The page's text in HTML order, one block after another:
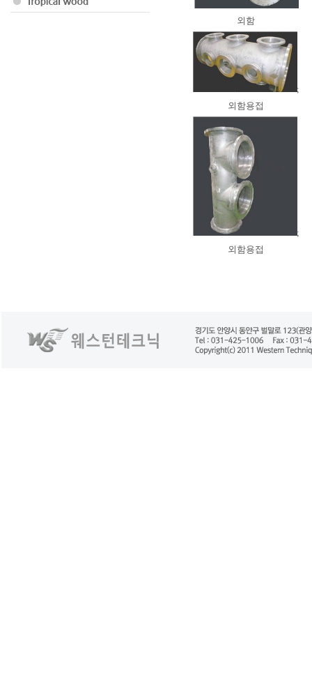
외함
;
외함용접
;
외함용접